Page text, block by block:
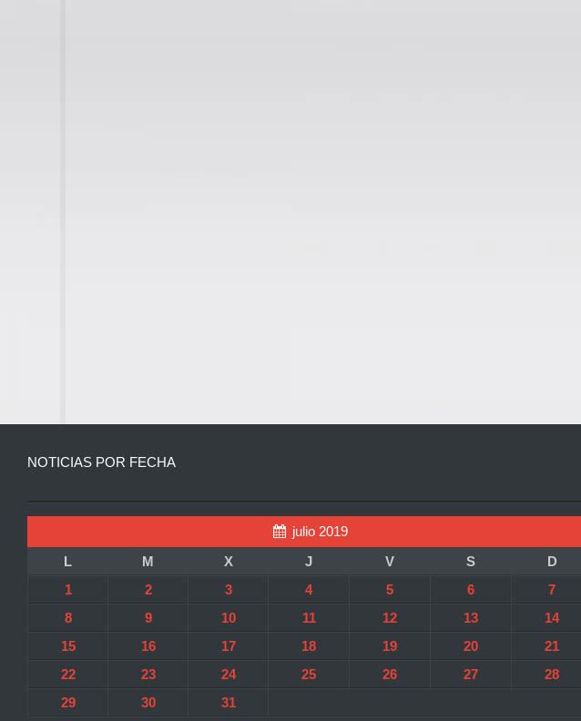
NOTICIAS POR FECHA
julio 2019
L
M X J V S
D
1
2 3 4 5 6
7
8
9 10 11 12 13
14
15
16 17 18 19 20
21
22
23 24 25 26 27
28
29
30
31